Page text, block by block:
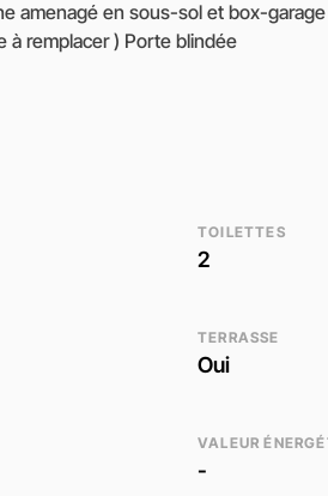
porte à remplacer ) Porte blindée
TOILETTES
2
TERRASSE
Oui
VALEUR
-